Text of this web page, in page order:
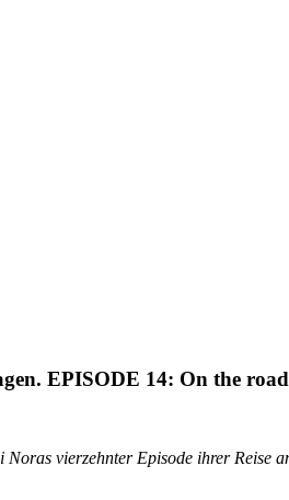
EPISODE 14: On the
vierzehnter Episode ihrer Reise